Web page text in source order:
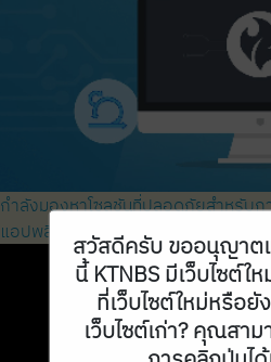
กำลังมองหาโซลูชันที่ปลอดภัยสำหรับ
แอปพลิเคชัน ที่รวดเร็ว แม่นยำ และคล่
สวัสดีครับ ขออนุญาต
นี้ KTNBS มีเว็บไซต์
ที่เว็บไซต์ใหม่หรือยั
เว็บไซต์เก่า? คุณสา